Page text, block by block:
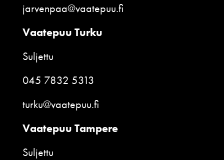
jarvenpaa@vaatepuu.fi
Vaatepuu Turku
Suljettu
045 7832 5313
turku@vaatepuu.fi
Vaatepuu Tampere
Suljettu